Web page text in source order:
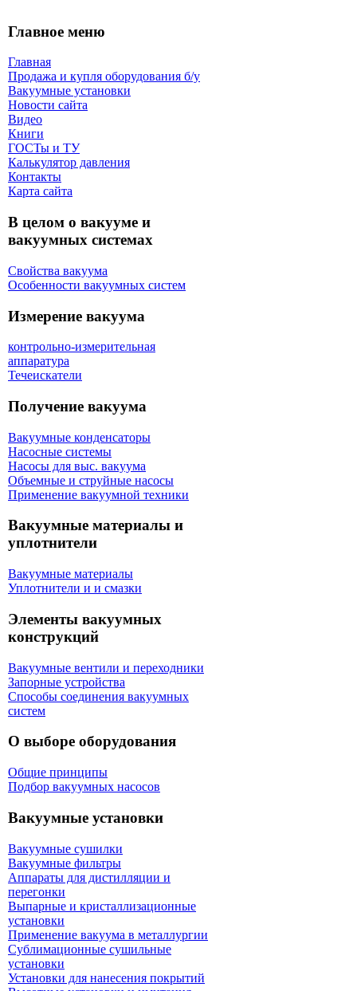
Главное меню
Главная
Продажа и купля оборудования б/y
Вакуумные установки
Новости сайта
Видео
Книги
ГОСТы и ТУ
Калькулятор давления
Контакты
Карта сaйта
В целом о вакууме и
вакуумных системах
Свойства вакуума
Особенности вакуумных систем
Измерение вакуума
контрольно-измерительная
аппаратура
Течеискатели
Получение вакуума
Вакуумные конденсаторы
Насосные системы
Насосы для выс. вакуума
Объемные и струйные насосы
Применение вакуумной техники
Вакуумные материалы и
уплотнители
Вакуумные материалы
Уплотнители и и смазки
Элементы вакуумных
конструкций
Вакуумные вентили и переходники
Запорные устройства
Способы соединения вакуумных
систем
О выборе оборудования
Общие принципы
Подбор вакуумных насосов
Вакуумные установки
Вакуумные сушилки
Вакуумные фильтры
Аппараты для дистилляции и
перегонки
Выпарные и кристаллизационные
установки
Применение вакуума в металлургии
Сублимационные сушильные
установки
Установки для нанесения покрытий